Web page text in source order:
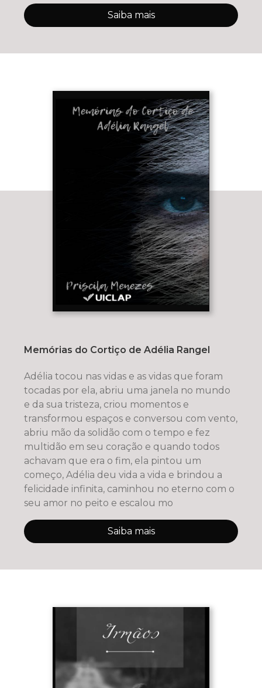
Saiba mais
Memórias do Cortiço de Adélia Rangel
Adélia tocou nas vidas e as vidas que foram
tocadas por ela, abriu uma janela no mundo
e da sua tristeza, criou momentos e
transformou espaços e conversou com vento,
abriu mão da solidão com o tempo e fez
multidão em seu coração e quando todos
achavam que era o fim, ela pintou um
começo, Adélia deu vida a vida e brindou a
felicidade infinita, caminhou no eterno com o
seu amor no peito e escalou mo
Saiba mais